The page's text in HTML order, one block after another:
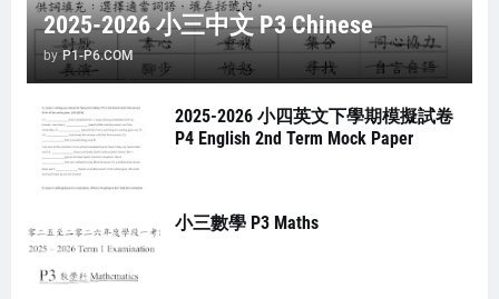
2025-2026 小三中文 P3 Chinese
by P1-P6.COM
2025-2026 小四英文下學期模擬試卷
P4 English 2nd Term Mock Paper
小三數學 P3 Maths